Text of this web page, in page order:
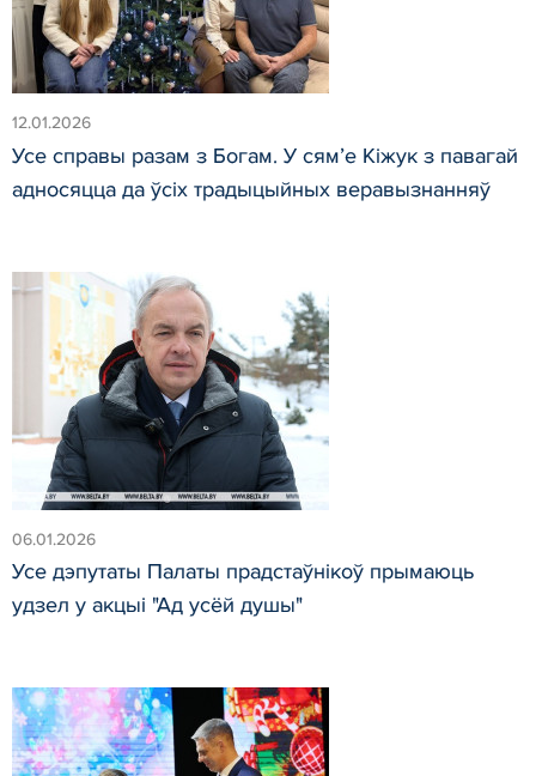
12.01.2026
Усе справы разам з Богам. У сям’е Кіжук з павагай
адносяцца да ўсіх традыцыйных веравызнанняў
06.01.2026
Усе дэпутаты Палаты прадстаўнікоў прымаюць
удзел у акцыі "Ад усёй душы"